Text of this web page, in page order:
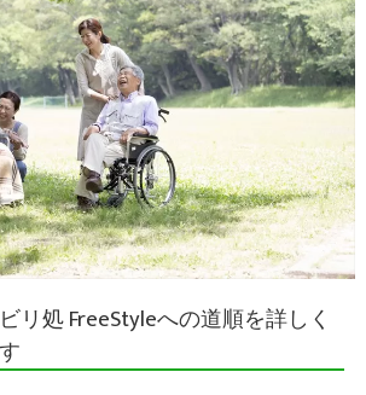
リ処 FreeStyleへの道順を詳しく